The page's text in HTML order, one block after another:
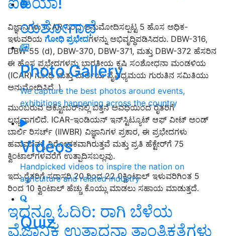
ಯಶೋಗಾಥೆ
Photo Gallery
We capture the best photos around events,
exhibitions happening across the country
Videos
Handpicked videos to inspire the nation on
agriculture and related industry
Quiz
ವಿಜ್ಞಾನಿಗಳು ICAR ನಿಂದ ಅನುಮೋದಿಸಲ್ಪಟ್ಟ 5 ಹೊಸ ಅಧಿಕ-
ಇಳುವರಿಯ ಗೋಧಿ ಪ್ರಭೇದಗಳನ್ನು ಅಭಿವೃದ್ಧಿಪಡಿಸಿದರು. DBW-316,
DBW-55 (d), DBW-370, DBW-371, ಮತ್ತು DBW-372 ಹೆಸರಿನ
ಈ ಹೊಸ ಪ್ರಭೇದಗಳನ್ನು ಭಾರತೀಯ ಕೃಷಿ ಸಂಶೋಧನಾ ಮಂಡಳಿಯ
(ICAR) ಗೋಧಿ ಮತ್ತು ಬಾರ್ಲಿಯ ವೈವಿಧ್ಯಮಯ ಗುರುತಿನ ಸಮಿತಿಯು
ಅನುಮೋದಿಸಿದೆ. )
ಮುಂಬರುವ ಅಕ್ಟೋಬರ್‌ನಲ್ಲಿ ಬಿತ್ತನೆ ಅವಧಿಯಿಂದ ರೈತರಿಗೆ
ಲಭ್ಯವಾಗಲಿದೆ. ICAR-ಇಂಡಿಯನ್ ಇನ್‌ಸ್ಟಿಟ್ಯೂಟ್ ಆಫ್ ವೀಟ್ ಅಂಡ್
ಬಾರ್ಲಿ ರಿಸರ್ಚ್ (IIWBR) ವಿಜ್ಞಾನಿಗಳ ಪ್ರಕಾರ, ಈ ಪ್ರಭೇದಗಳು
ಹವಾಮಾನಕ್ಕೆ ನಿರೋಧಕವಾಗಿರುತ್ತವೆ ಮತ್ತು ಪ್ರತಿ ಹೆಕ್ಟೇರ್‌ಗೆ 75
ಕ್ವಿಂಟಾಲ್‌ಗಳವರೆಗೆ ಉತ್ಪಾದಿಸಬಲ್ಲವು.
ಇದು ರೈತರಿಗೆ ಸರಾಸರಿ 20 ರಿಂದ 22 0ಕ್ವಿಂಟಾಲ್ ಇಳುವರಿಗಿಂತ 5
ರಿಂದ 10 ಕ್ವಿಂಟಾಲ್ ಹೆಚ್ಚು ಕೊಯ್ಲು ಮಾಡಲು ಸಹಾಯ ಮಾಡುತ್ತದೆ.
ಇದನ್ನೂ ಓದಿರಿ: ರಾಗಿ ಬೆಳೆಯ
ವೈಜ್ಞಾನಿಕ ಉತ್ಪಾದನಾ ತಾಂತ್ರಿಕತೆಗಳು